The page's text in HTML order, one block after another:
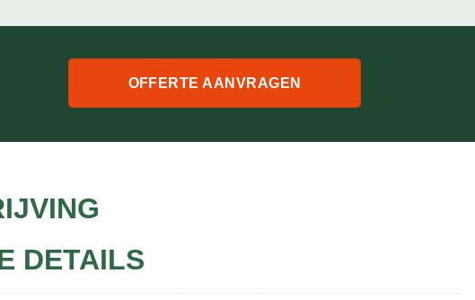
OFFERTE AANVRAGEN
DETAILS